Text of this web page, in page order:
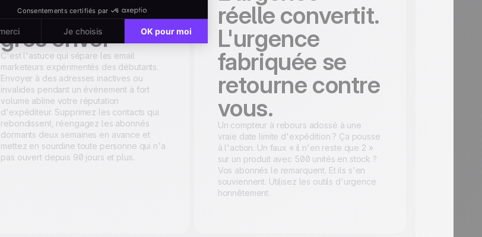
liste avant le
gros envoi
C'est l'astuce qui sépare les email
marketeurs expérimentés des débutants.
Envoyer à des adresses inactives ou
invalides pendant un événement à fort
volume abîme votre réputation
d'expéditeur. Supprimez les contacts qui
rebondissent, réengagez les abonnés
dormants deux semaines en avance et
mettez en sourdine toute personne qui n'a
pas ouvert depuis 90 jours et plus.
réelle convertit.
L'urgence
fabriquée se
retourne contre
vous.
Un compteur à rebours adossé à une
vraie date limite d'expédition ? Ça pousse
à l'action. Un faux « il n'en reste que 2 »
sur un produit avec 500 unités en stock ?
Vos abonnés le remarquent. Et ils s'en
souviennent. Utilisez les outils d'urgence
honnêtement.